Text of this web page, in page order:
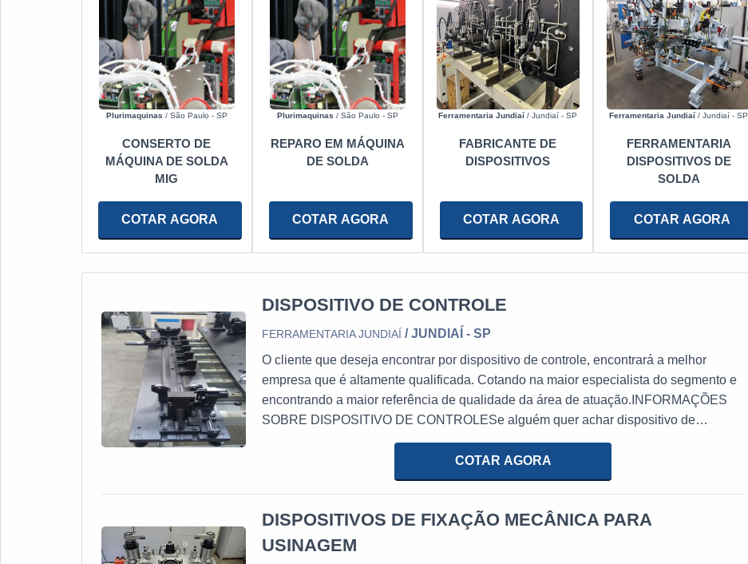
Plurimaquinas / São Paulo - SP
CONSERTO DE
MÁQUINA DE SOLDA
MIG
COTAR AGORA
Plurimaquinas / São Paulo - SP
REPARO EM MÁQUINA
DE SOLDA
COTAR AGORA
Ferramentaria Jundiaí / Jundiaí - SP
FABRICANTE DE
DISPOSITIVOS
COTAR AGORA
Ferramentaria Jundiaí / Jundiaí - SP
FERRAMENTARIA
DISPOSITIVOS DE
SOLDA
COTAR AGORA
DISPOSITIVO DE CONTROLE
FERRAMENTARIA JUNDIAÍ/ JUNDIAÍ - SP
O cliente que deseja encontrar por dispositivo de controle, encontrará a melhor
empresa que é altamente qualificada. Cotando na maior especialista do segmento e
encontrando a maior referência de qualidade da área de atuação.INFORMAÇÕES
SOBRE DISPOSITIVO DE CONTROLESe alguém quer achar dispositivo de
controle em uma companhia comprometida com seus serviços, vai até o site da
Ferramentaria Jundiaí. A organização trabalha com torno cnc uni...
COTAR AGORA
DISPOSITIVOS DE FIXAÇÃO MECÂNICA PARA
USINAGEM